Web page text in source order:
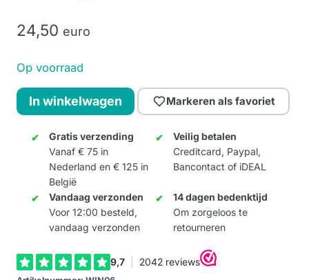
24,50 euro
Op voorraad
Windig
Vögel
Windig
aantal
In winkelwagen Markeren als favoriet
Gratis verzending
Vanaf € 75 in
Nederland en € 125 in
België
Veilig betalen
Creditcard, Paypal,
Bancontact of iDEAL
Vandaag verzonden
Voor 12:00 besteld,
vandaag verzonden
14 dagen bedenktijd
Om zorgeloos te
retourneren